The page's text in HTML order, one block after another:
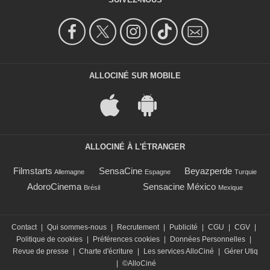
ALLOCINÉ SUR MOBILE
ALLOCINÉ À L'ÉTRANGER
Filmstarts Allemagne SensaCine Espagne Beyazperde Turquie
AdoroCinema Brésil Sensacine México Mexique
Contact Qui sommes-nous Recrutement Publicité CGU CGV
Politique de cookies
Préférences cookies Données Personnelles
Revue de presse
Charte d'écriture Les services AlloCiné
Gérer Utiq
©AlloCiné